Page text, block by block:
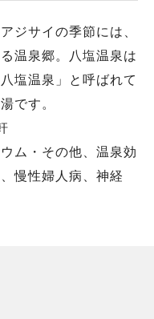
ジサイの季節には、
温泉郷。八塩温泉は
塩温泉」と呼ばれて
です。
ム・その他、温泉効
慢性婦人病、神経